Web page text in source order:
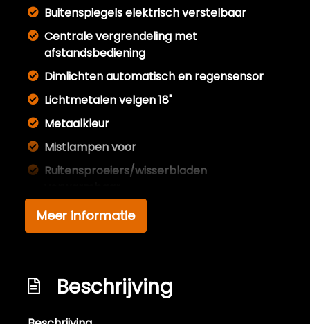
Buitenspiegels elektrisch verstelbaar
Centrale vergrendeling met
afstandsbediening
Dimlichten automatisch en regensensor
Lichtmetalen velgen 18"
Metaalkleur
Mistlampen voor
Ruitensproeiers/wisserbladen
Sportonderstel
Warmtewerend glas
Achterbank in delen neerklapbaar
Meer informatie
Beschrijving